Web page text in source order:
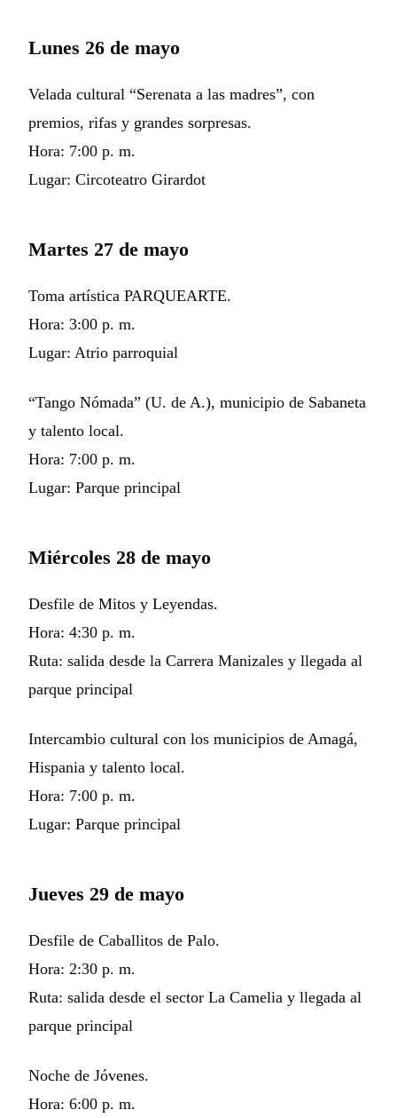
Lunes 26 de mayo
Velada cultural “Serenata a las madres”, con
premios, rifas y grandes sorpresas.
Hora: 7:00 p. m.
Lugar: Circoteatro Girardot
Martes 27 de mayo
Toma artística PARQUEARTE.
Hora: 3:00 p. m.
Lugar: Atrio parroquial
“Tango Nómada” (U. de A.), municipio de Sabaneta
y talento local.
Hora: 7:00 p. m.
Lugar: Parque principal
Miércoles 28 de mayo
Desfile de Mitos y Leyendas.
Hora: 4:30 p. m.
Ruta: salida desde la Carrera Manizales y llegada al
parque principal
Intercambio cultural con los municipios de Amagá,
Hispania y talento local.
Hora: 7:00 p. m.
Lugar: Parque principal
Jueves 29 de mayo
Desfile de Caballitos de Palo.
Hora: 2:30 p. m.
Ruta: salida desde el sector La Camelia y llegada al
parque principal
Noche de Jóvenes.
Hora: 6:00 p. m.